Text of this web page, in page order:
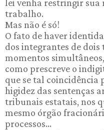
lei venha restringir sua
trabalho.
Mas não é só!
O fato de haver
dos integrantes de
momentos
como prescreve o
que se tal coincidência
higidez das sentenças
tribunais estatais, nos
mesmo órgão
processos...